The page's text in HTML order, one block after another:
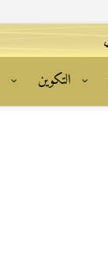
التكوين